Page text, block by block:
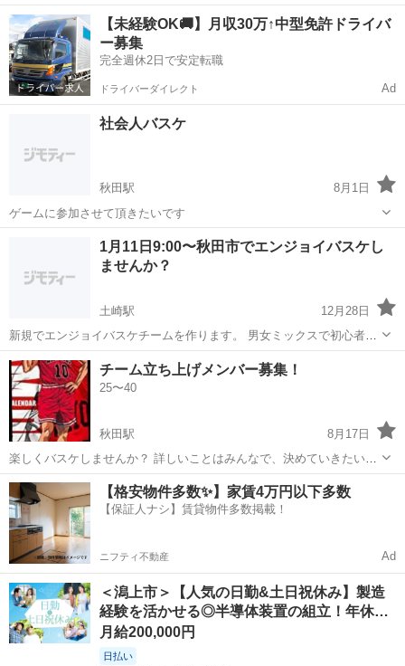
す。 学生時代はセンターをやってました。 もし人数が足りないなどあ
りましたら気軽に連絡頂けると嬉しいです、よろしくお願いします。
秋田 秋田市 バスケットボール バスケ
【未経験OK🚚】月収30万↑中型免許ドライバ
ー募集
完全週休2日で安定転職
ドライバーダイレクト Ad
社会人バスケ
秋田駅
8月1日
ゲームに参加させて頂きたいです
秋田駅 バスケットボール バスケ
1月11日9:00〜秋田市でエンジョイバスケし
ませんか？
土崎駅
12月28日
新規でエンジョイバスケチームを作ります。 男女ミックスで初心者
welcomeです。 むしろ経験者の方は物足りなく感じるかも知れませ
ん。 2時間の活動で、アップが終わりましたら ゲームって感じになる
と思います。 募集条件 2...
秋田 秋田市 土崎駅 バスケットボール
チーム立ち上げメンバー募集！
25〜40
秋田駅
8月17日
楽しくバスケしませんか？ 詳しいことはみんなで、決めていきたいと
思いますが まずはメンバー募集しています。 未経験でも経験者でもち
ょっとでも体動かしたいなって思う方でも気軽に連絡下さい！
秋田 秋田市 秋田駅 バスケットボール バスケ
【格安物件多数✨】家賃4万円以下多数
【保証人ナシ】賃貸物件多数掲載！
ニフティ不動産 Ad
＜潟上市＞【人気の日勤&土日祝休み】製造
経験を活かせる◎半導体装置の組立！年休…
月給200,000円
日払い